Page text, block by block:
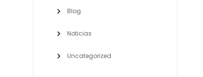
Blog
Noticias
Uncategorized